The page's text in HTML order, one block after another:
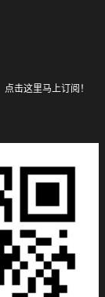
点击这里马上订阅！